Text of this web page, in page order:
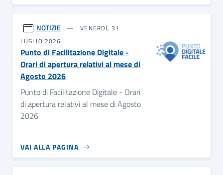
NOTIZIE
VENERDÌ, 31
LUGLIO 2026
Punto di Facilitazione Digitale -
Orari di apertura relativi al mese di
Agosto 2026
Punto di Facilitazione Digitale - Orari
di apertura relativi al mese di Agosto
2026
VAI ALLA PAGINA